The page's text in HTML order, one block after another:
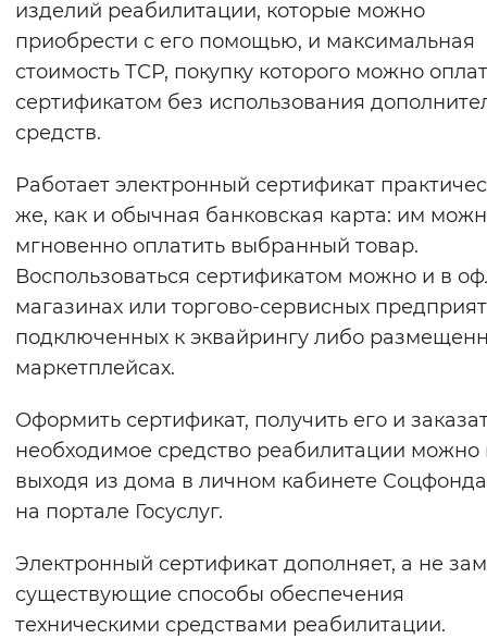
изделий реабилитации, которые можно
приобрести с его помощью, и максимальная
стоимость ТСР, покупку которого можно
сертификатом без использования
средств.
Работает электронный сертификат
же, как и обычная банковская карта: им
мгновенно оплатить выбранный товар.
Воспользоваться сертификатом можно и в
магазинах или торгово-сервисных
подключенных к эквайрингу либо
маркетплейсах.
Оформить сертификат, получить его и
необходимое средство реабилитации можно
выходя из дома в личном кабинете
на портале Госуслуг.
Электронный сертификат дополняет, а не
существующие способы обеспечения
техническими средствами реабилитации.